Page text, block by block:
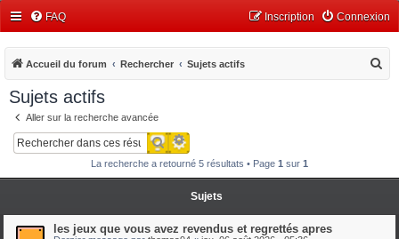
FAQ Connexion
Inscription
Accueil du forum Rechercher Sujets actifs
Sujets actifs
Aller sur la recherche avancée
Rechercher
Recherche avancée
La recherche a retourné 5 résultats • Page 1 sur 1
Sujets
les jeux que vous avez revendus et regrettés apres